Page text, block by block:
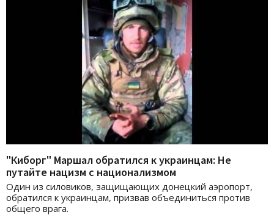
"Киборг" Маршал обратился к украинцам: Не
путайте нацизм с национализмом
Один из силовиков, защищающих донецкий аэропорт,
обратился к украинцам, призвав объединиться против
общего врага.